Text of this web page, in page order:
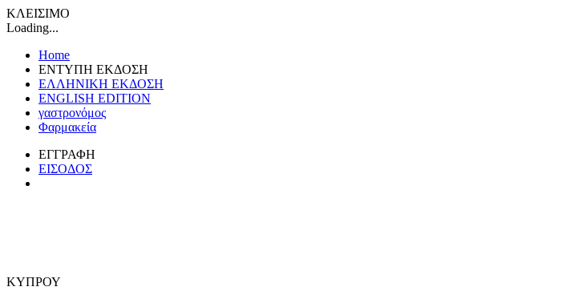
ΚΛΕΙΣΙΜΟ
Loading...
Home
ΕΝΤΥΠΗ ΕΚΔΟΣΗ
ΕΛΛΗΝΙΚΗ ΕΚΔΟΣΗ
ENGLISH EDITION
γαστρονόμος
Φαρμακεία
ΕΓΓΡΑΦΗ
ΕΙΣΟΔΟΣ
ΚΥΠΡΟΥ